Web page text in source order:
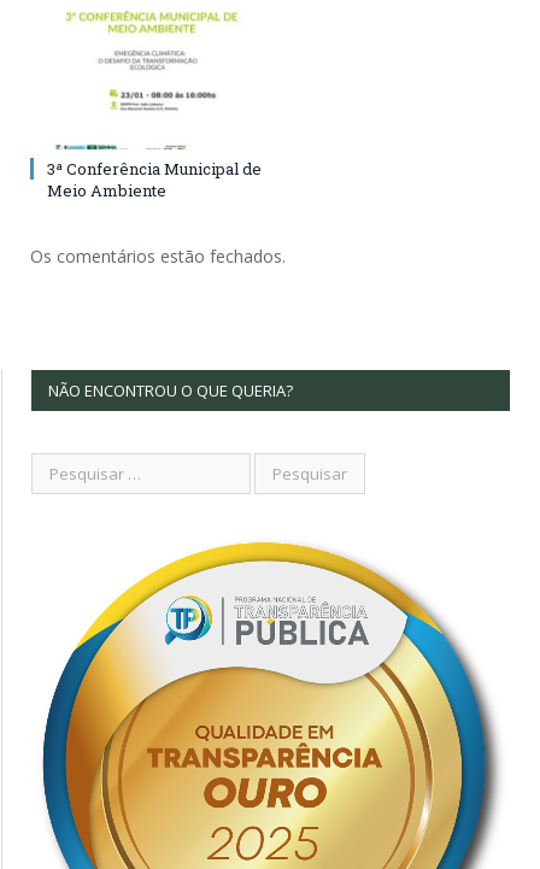
3ª Conferência Municipal de
Meio Ambiente
Os comentários estão fechados.
NÃO ENCONTROU O QUE QUERIA?